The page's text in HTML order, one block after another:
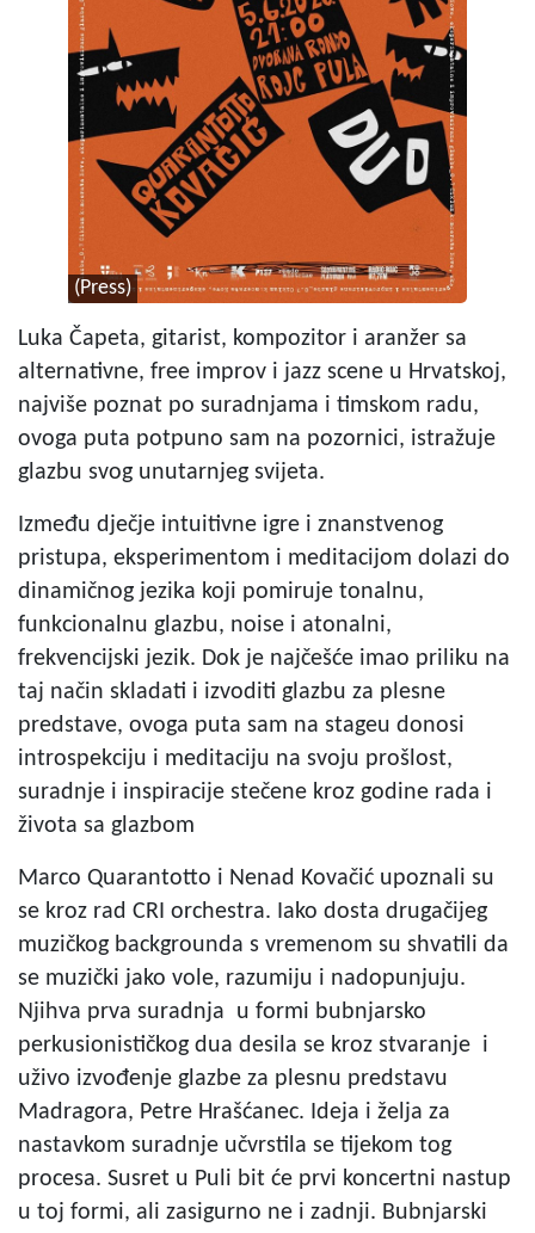
(Press)
Luka Čapeta, gitarist, kompozitor i aranžer sa
alternativne, free improv i jazz scene u Hrvatskoj,
najviše poznat po suradnjama i timskom radu,
ovoga puta potpuno sam na pozornici, istražuje
glazbu svog unutarnjeg svijeta.
Između dječje intuitivne igre i znanstvenog
pristupa, eksperimentom i meditacijom dolazi do
dinamičnog jezika koji pomiruje tonalnu,
funkcionalnu glazbu, noise i atonalni,
frekvencijski jezik. Dok je najčešće imao priliku na
taj način skladati i izvoditi glazbu za plesne
predstave, ovoga puta sam na stageu donosi
introspekciju i meditaciju na svoju prošlost,
suradnje i inspiracije stečene kroz godine rada i
života sa glazbom
Marco Quarantotto i Nenad Kovačić upoznali su
se kroz rad CRI orchestra. Iako dosta drugačijeg
muzičkog backgrounda s vremenom su shvatili da
se muzički jako vole, razumiju i nadopunjuju.
Njihva prva suradnja u formi bubnjarsko
perkusionističkog dua desila se kroz stvaranje i
uživo izvođenje glazbe za plesnu predstavu
Madragora, Petre Hrašćanec. Ideja i želja za
nastavkom suradnje učvrstila se tijekom tog
procesa. Susret u Puli bit će prvi koncertni nastup
u toj formi, ali zasigurno ne i zadnji. Bubnjarski